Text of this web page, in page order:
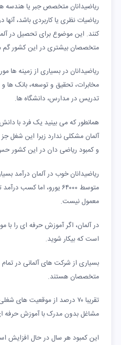
ریاضیدانان متخصص جبر یا هندسه
ریاضیات نظری یا کاربردی باشد،
کنند. این موضوع برای تحصیل در
متخصصان بیشتری در این کشور
ریاضیدانان در بسیاری از زمینه ها
مخابرات، تحقیق و توسعه، بانک ها
تدریس در مدارس، دانشگاه ها.
همانطور که می بینید یک فرد با
آلمان مشکلی ندارد زیرا این شغل
و کمبود ریاضی دان در این کشور
ریاضیدانان خوب در آلمان درآمد
معمول نیست.
در آلمان، اگر آموزش حرفه ای را با
است که بیکار شوید.
بسیاری از شرکت های آلمانی در
متخصصان هستند.
تقریبا ۷۰ درصد از موقعیت های
مشاغل بدون مدرک با آموزش
این کمبود هر سال در حال